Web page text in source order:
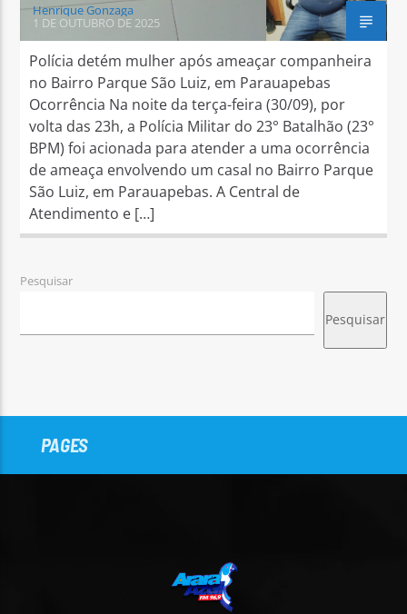
Henrique Gonzaga
1 DE OUTUBRO DE 2025
Polícia detém mulher após ameaçar companheira
no Bairro Parque São Luiz, em Parauapebas
Ocorrência Na noite da terça-feira (30/09), por
volta das 23h, a Polícia Militar do 23° Batalhão (23°
BPM) foi acionada para atender a uma ocorrência
de ameaça envolvendo um casal no Bairro Parque
São Luiz, em Parauapebas. A Central de
Atendimento e […]
Pesquisar
Pesquisar
PAGES